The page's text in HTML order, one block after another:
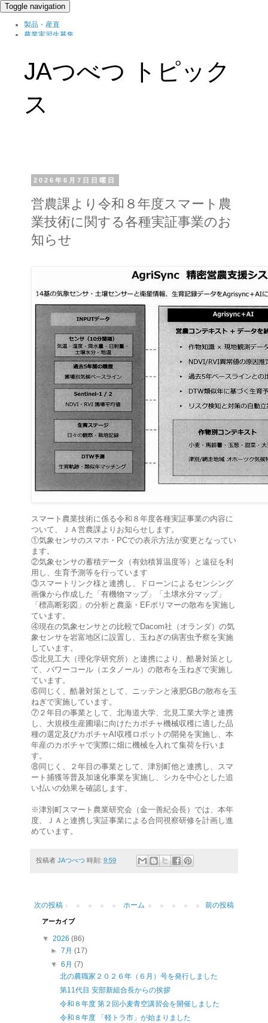
Toggle navigation
製品・産直
農業実習生募集
ブログ
JAつべつ トピック
ス
2026年6月7日日曜日
営農課より令和８年度スマート農
業技術に関する各種実証事業のお
知らせ
スマート農業技術に係る令和８年度各種実証事業の内容に
ついて、ＪＡ営農課よりお知らせします。
①気象センサのスマホ・PCでの表示方法が変更となってい
ます。
②気象センサの蓄積データ（有効積算温度等）と遠征を利
用し、生育予測等を行っています
③スマートリンク様と連携し、ドローンによるセンシング
画像から作成した「有機物マップ」「土壌水分マップ」
「標高断彩図」の分析と農薬・EFポリマーの散布を実施し
ています。
④現在の気象センサとの比較でDacom社（オランダ）の気
象センサを岩富地区に設置し、玉ねぎの病害虫予察を実施
しています。
⑤北見工大（理化学研究所）と連携により、酷暑対策とし
て、パワーコール（エタノール）の散布を玉ねぎで実施し
ています。
⑥同じく、酷暑対策として、ニッテンと液肥GBの散布を玉
ねぎで実施しています。
⑦２年目の事業として、北海道大学、北見工業大学と連携
し、大規模生産圃場に向けたカボチャ機械収穫に適した品
種の選定及びカボチャAI収穫ロボットの開発を実施し、本
年産のカボチャで実際に畑に機械を入れて集荷を行いま
す。
⑧同じく、２年目の事業として、津別町他と連携し、スマ
ート捕獲等普及加速化事業を実施し、シカを中心とした追
い払いの効果を確認します。
※津別町スマート農業研究会（金一善紀会長）では、本年
度、ＪＡと連携し実証事業による合同視察研修を計画し進
めています。
投稿者 JAつべつ 時刻: 9:59
次の投稿 前の投稿
ホーム
アーカイブ
▼ 2026 (86)
►7月(17)
▼6月(7)
北の農職家２０２６年（６月）号を発行しました
第11代目 安部新組合長からの挨拶
令和８年度 第２回小麦青空講習会を開催しました
令和８年度 「軽トラ市」が始まりました